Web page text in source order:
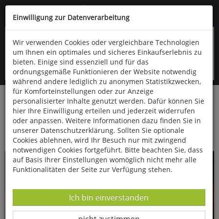
Kompletten Head der Seite überspringen
oder (06766) 9323-960
Startseite Bücher Literatur Sprachwissenschaften
Schwein gehabt!
Einwilligung zur Datenverarbeitung
Wir verwenden Cookies oder vergleichbare Technologien
um Ihnen ein optimales und sicheres Einkaufserlebnis zu
bieten. Einige sind essenziell und für das
ordnungsgemäße Funktionieren der Website notwendig
während andere lediglich zu anonymen Statistikzwecken,
für Komforteinstellungen oder zur Anzeige
personalisierter Inhalte genutzt werden. Dafür können Sie
hier Ihre Einwilligung erteilen und jederzeit widerrufen
oder anpassen. Weitere Informationen dazu finden Sie in
unserer Datenschutzerklärung. Sollten Sie optionale
Cookies ablehnen, wird Ihr Besuch nur mit zwingend
notwendigen Cookies fortgeführt. Bitte beachten Sie, dass
auf Basis Ihrer Einstellungen womöglich nicht mehr alle
Funktionalitäten der Seite zur Verfügung stehen.
Datenverarbeitung -
Ich bin einverstanden